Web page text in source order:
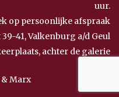
uur.
op persoonlijke afspraak
41, Valkenburg a/d Geul
achter de galerie
Marx